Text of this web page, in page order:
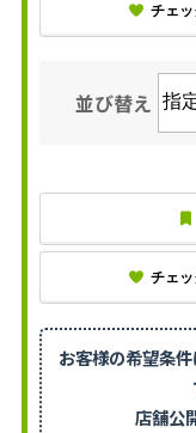
チェ
並び替え
チェ
お客様の希望条件
店舗公